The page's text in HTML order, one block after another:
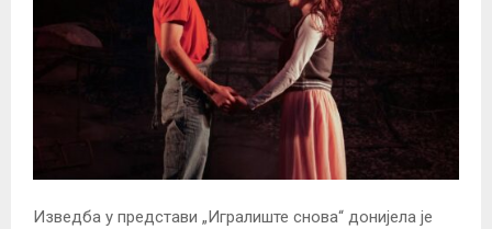
Изведба у представи „Игралиште снова“ донијела је